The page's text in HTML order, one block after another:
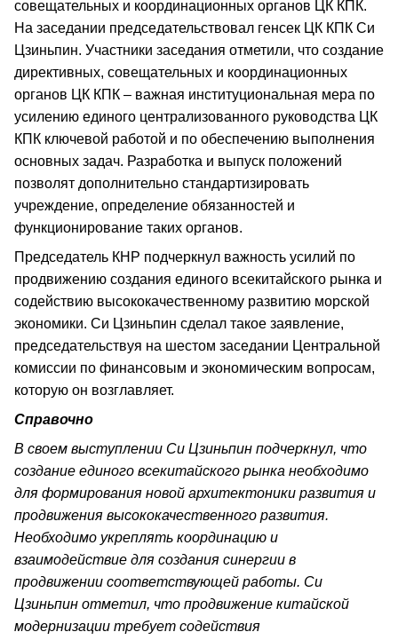
совещательных и координационных органов ЦК КПК.
На заседании председательствовал генсек ЦК КПК Си
Цзиньпин. Участники заседания отметили, что создание
директивных, совещательных и координационных
органов ЦК КПК – важная институциональная мера по
усилению единого централизованного руководства ЦК
КПК ключевой работой и по обеспечению выполнения
основных задач. Разработка и выпуск положений
позволят дополнительно стандартизировать
учреждение, определение обязанностей и
функционирование таких органов.
Председатель КНР подчеркнул важность усилий по
продвижению создания единого всекитайского рынка и
содействию высококачественному развитию морской
экономики. Си Цзиньпин сделал такое заявление,
председательствуя на шестом заседании Центральной
комиссии по финансовым и экономическим вопросам,
которую он возглавляет.
Справочно
В своем выступлении Си Цзиньпин подчеркнул, что
создание единого всекитайского рынка необходимо
для формирования новой архитектоники развития и
продвижения высококачественного развития.
Необходимо укреплять координацию и
взаимодействие для создания синергии в
продвижении соответствующей работы. Си
Цзиньпин отметил, что продвижение китайской
модернизации требует содействия